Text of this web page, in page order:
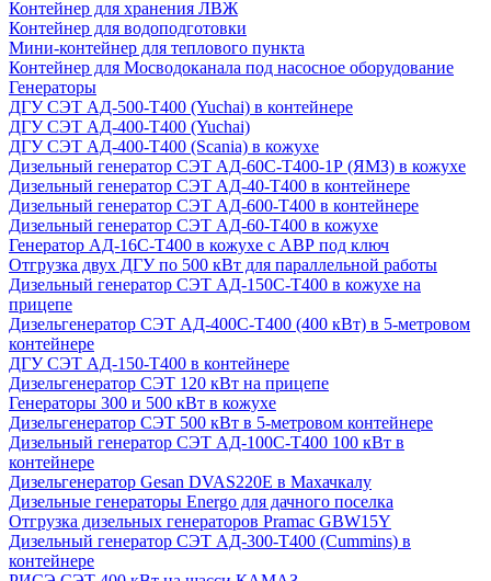
Контейнер для хранения ЛВЖ
Контейнер для водоподготовки
Мини-контейнер для теплового пункта
Контейнер для Мосводоканала под насосное оборудование
Генераторы
ДГУ СЭТ АД-500-Т400 (Yuchai) в контейнере
ДГУ СЭТ АД-400-Т400 (Yuchai)
ДГУ СЭТ АД-400-Т400 (Scania) в кожухе
Дизельный генератор СЭТ АД-60С-Т400-1Р (ЯМЗ) в кожухе
Дизельный генератор СЭТ АД-40-Т400 в контейнере
Дизельный генератор СЭТ АД-600-Т400 в контейнере
Дизельный генератор СЭТ АД-60-Т400 в кожухе
Генератор АД-16С-Т400 в кожухе с АВР под ключ
Отгрузка двух ДГУ по 500 кВт для параллельной работы
Дизельный генератор СЭТ АД-150С-Т400 в кожухе на
прицепе
Дизельгенератор СЭТ АД-400С-Т400 (400 кВт) в 5-метровом
контейнере
ДГУ СЭТ АД-150-Т400 в контейнере
Дизельгенератор СЭТ 120 кВт на прицепе
Генераторы 300 и 500 кВт в кожухе
Дизельгенератор СЭТ 500 кВт в 5-метровом контейнере
Дизельный генератор СЭТ АД-100С-Т400 100 кВт в
контейнере
Дизельгенератор Gesan DVAS220E в Махачкалу
Дизельные генераторы Energo для дачного поселка
Отгрузка дизельных генераторов Pramac GВW15Y
Дизельный генератор СЭТ АД-300-Т400 (Cummins) в
контейнере